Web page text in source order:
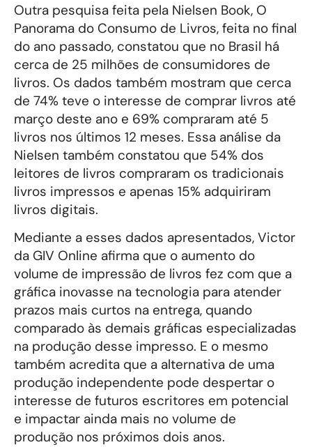
Outra pesquisa feita pela Nielsen Book, O
Panorama do Consumo de Livros, feita no final
do ano passado, constatou que no Brasil há
cerca de 25 milhões de consumidores de
livros. Os dados também mostram que cerca
de 74% teve o interesse de comprar livros até
março deste ano e 69% compraram até 5
livros nos últimos 12 meses. Essa análise da
Nielsen também constatou que 54% dos
leitores de livros compraram os tradicionais
livros impressos e apenas 15% adquiriram
livros digitais.
Mediante a esses dados apresentados, Victor
da GIV Online afirma que o aumento do
volume de impressão de livros fez com que a
gráfica inovasse na tecnologia para atender
prazos mais curtos na entrega, quando
comparado às demais gráficas especializadas
na produção desse impresso. E o mesmo
também acredita que a alternativa de uma
produção independente pode despertar o
interesse de futuros escritores em potencial
e impactar ainda mais no volume de
produção nos próximos dois anos.